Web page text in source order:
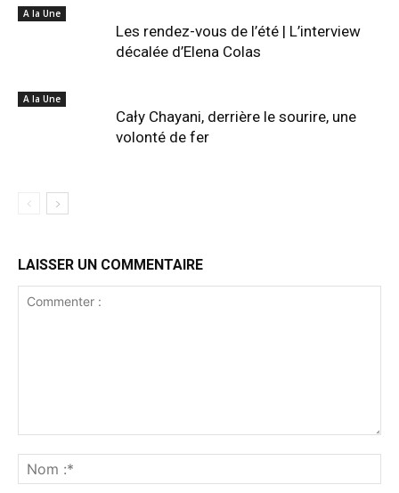
A la Une
Les rendez-vous de l’été | L’interview
décalée d’Elena Colas
A la Une
Cały Chayani, derrière le sourire, une
volonté de fer
LAISSER UN COMMENTAIRE